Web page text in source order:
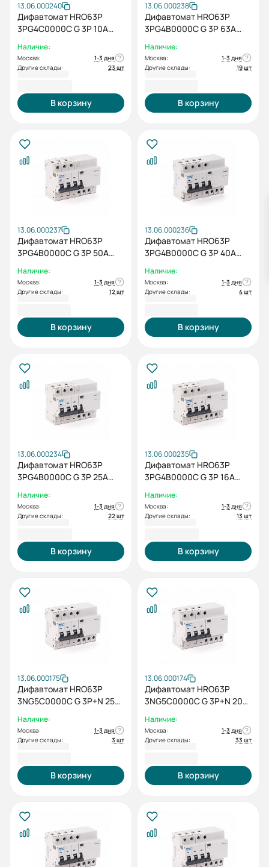
13.06.000240
Дифавтомат HRO63P
3PG4C0000C G 3P 10A
Наличие:
Москва:
1-3 дня
Другие склады:
23 шт
В корзину
13.06.000238
Дифавтомат HRO63P
3PG4B0000C G 3P 63A
Наличие:
Москва:
1-3 дня
Другие склады:
19 шт
В корзину
13.06.000237
Дифавтомат HRO63P
3PG4B0000C G 3P 50A
Наличие:
Москва:
1-3 дня
Другие склады:
12 шт
В корзину
13.06.000236
Дифавтомат HRO63P
3PG4B0000C G 3P 40A
Наличие:
Москва:
1-3 дня
Другие склады:
4 шт
В корзину
13.06.000234
Дифавтомат HRO63P
3PG4B0000C G 3P 25A
Наличие:
Москва:
1-3 дня
Другие склады:
22 шт
В корзину
13.06.000235
Дифавтомат HRO63P
3PG4B0000C G 3P 16A
Наличие:
Москва:
1-3 дня
Другие склады:
13 шт
В корзину
13.06.000175
Дифавтомат HRO63P
3NG5C0000C G 3P+N 25A
Наличие:
Москва:
1-3 дня
Другие склады:
3 шт
В корзину
13.06.000174
Дифавтомат HRO63P
3NG5C0000C G 3P+N 20A
Наличие:
Москва:
1-3 дня
Другие склады:
33 шт
В корзину